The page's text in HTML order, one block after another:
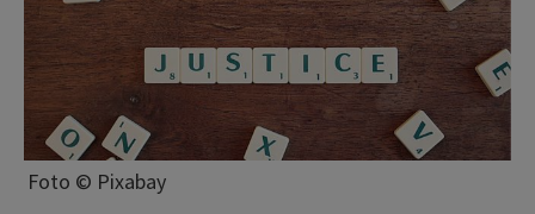
Foto © Pixabay